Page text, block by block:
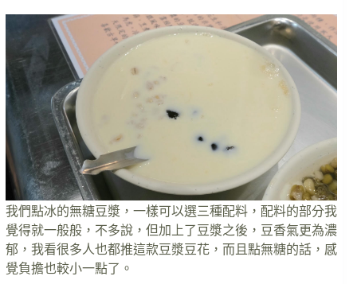
我們點冰的無糖豆漿，一樣可以選三種配料，配料的部分我
覺得就一般般，不多說，但加上了豆漿之後，豆香氣更為濃
郁，我看很多人也都推這款豆漿豆花，而且點無糖的話，感
覺負擔也較小一點了。